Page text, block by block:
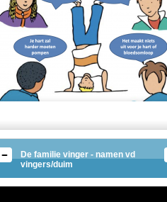
De familie vinger - namen vd
vingers/duim